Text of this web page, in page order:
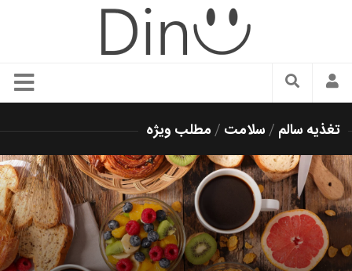
سبک زندگی
زیبایی و آرایش
شیک پوشی
دکوراسیون و چیدمان
غذا
تغذیه سالم /سلامت /مطلب ویژه